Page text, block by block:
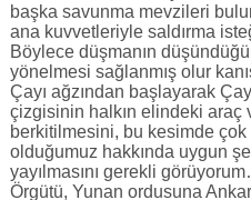
başka savunma mevzileri
ana kuvvetleriyle saldırma
Böylece düşmanın
yönelmesi sağlanmış olur
Çayı ağzından başlayarak
çizgisinin halkın elindeki
berkitilmesini, bu kesimde çok
olduğumuz hakkında uygun
yayılmasını gerekli
Örgütü, Yunan ordusuna